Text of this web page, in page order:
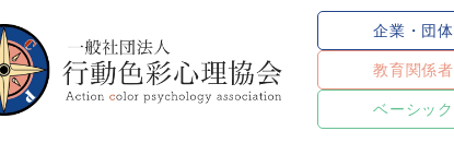
企業・団
教育関係
ベーシッ